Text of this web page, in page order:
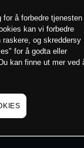
å forbedre tjenesten
kan vi forbedre
og skreddersy
for å godta eller
kan finne ut mer ved